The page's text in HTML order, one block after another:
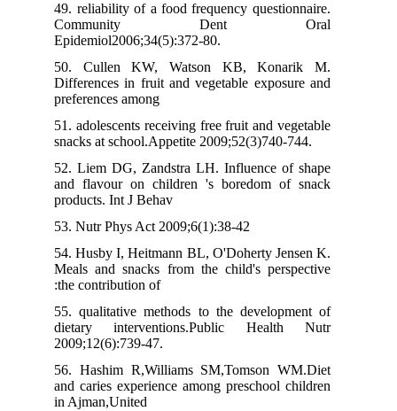
49. reliability of a food frequency questionnaire.
Community Dent Oral
Epidemiol2006;34(5):372-80.
50. Cullen KW, Watson KB, Konarik M.
Differences in fruit and vegetable exposure and
preferences among
51. adolescents receiving free fruit and vegetable
snacks at school.Appetite 2009;52(3)740-744.
52. Liem DG, Zandstra LH. Influence of shape
and flavour on children 's boredom of snack
products. Int J Behav
53. Nutr Phys Act 2009;6(1):38-42
54. Husby I, Heitmann BL, O'Doherty Jensen K.
Meals and snacks from the child's perspective
:the contribution of
55. qualitative methods to the development of
dietary interventions.Public Health Nutr
2009;12(6):739-47.
56. Hashim R,Williams SM,Tomson WM.Diet
and caries experience among preschool children
in Ajman,United